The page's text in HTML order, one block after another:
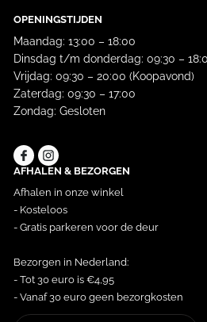
OPENINGSTIJDEN
Maandag: 13:00 – 18:00
Dinsdag t/m donderdag: 09:30 –
Vrijdag: 09:30 – 20:00 (Koopavond)
Zaterdag: 09:30 – 17:00
Zondag: Gesloten
AFHALEN & BEZORGEN
Afhalen in onze winkel
- Kosteloos
- Gratis parkeren voor de deur
Bezorgen in Nederland:
- Tot 30 euro is €4,95
- Vanaf 30 euro geen bezorgkosten